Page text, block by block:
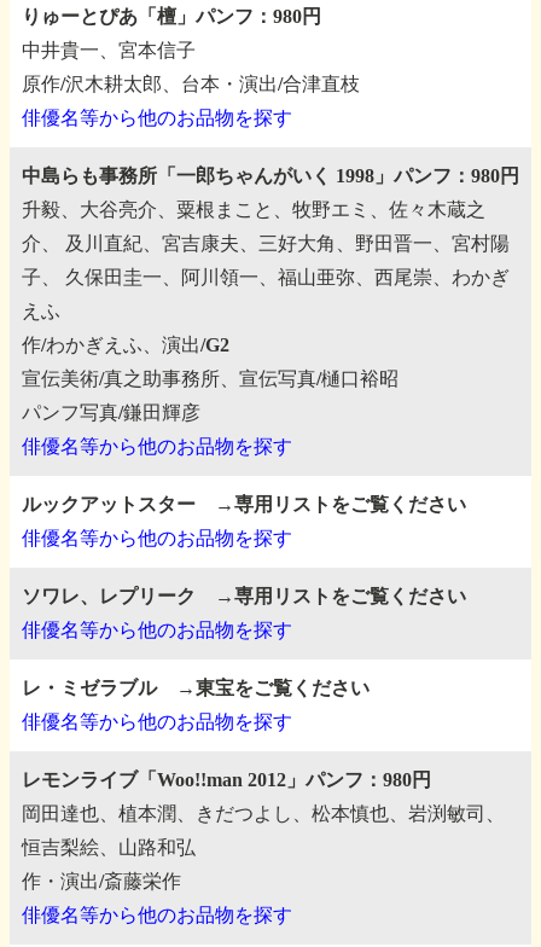
りゅーとぴあ「檀」パンフ：980円
中井貴一、宮本信子
原作/沢木耕太郎、台本・演出/合津直枝
俳優名等から他のお品物を探す
中島らも事務所「一郎ちゃんがいく 1998」パンフ：980円
升毅、大谷亮介、粟根まこと、牧野エミ、佐々木蔵之
介、
及川直紀、宮吉康夫、三好大角、野田晋一、宮村陽
子、
久保田圭一、阿川領一、福山亜弥、西尾崇、わかぎ
えふ
作/わかぎえふ、演出/G2
宣伝美術/真之助事務所、宣伝写真/樋口裕昭
パンフ写真/鎌田輝彦
俳優名等から他のお品物を探す
ルックアットスター →専用リストをご覧ください
俳優名等から他のお品物を探す
ソワレ、レプリーク →専用リストをご覧ください
俳優名等から他のお品物を探す
レ・ミゼラブル →東宝をご覧ください
俳優名等から他のお品物を探す
レモンライブ「Woo!!man 2012」パンフ：980円
岡田達也、植本潤、きだつよし、松本慎也、岩渕敏司、
恒吉梨絵、山路和弘
作・演出/斎藤栄作
俳優名等から他のお品物を探す